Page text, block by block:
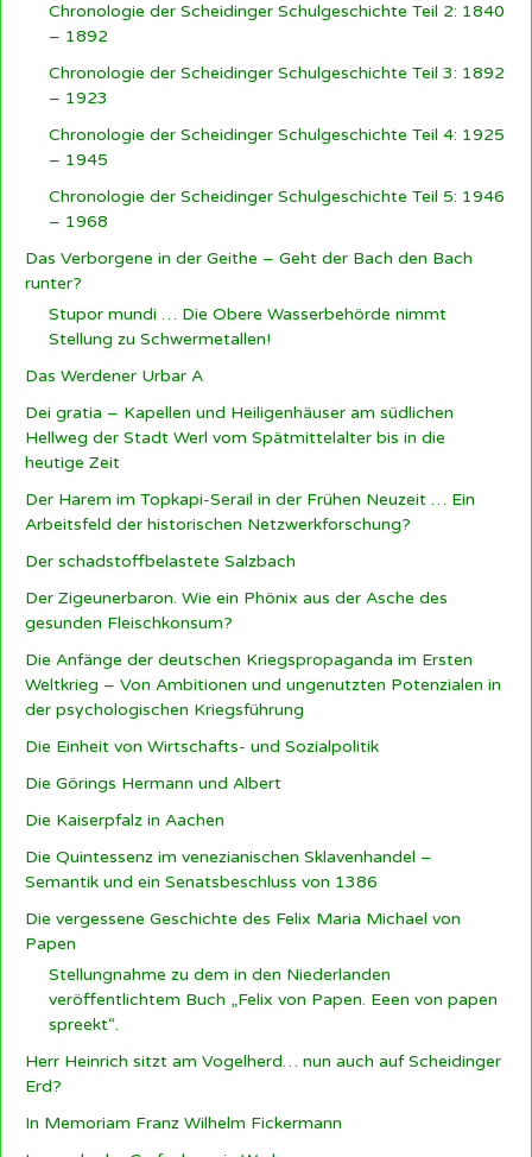
Chronologie der Scheidinger Schulgeschichte Teil 2: 1840
– 1892
Chronologie der Scheidinger Schulgeschichte Teil 3: 1892
– 1923
Chronologie der Scheidinger Schulgeschichte Teil 4: 1925
– 1945
Chronologie der Scheidinger Schulgeschichte Teil 5: 1946
– 1968
Das Verborgene in der Geithe – Geht der Bach den Bach
runter?
Stupor mundi … Die Obere Wasserbehörde nimmt
Stellung zu Schwermetallen!
Das Werdener Urbar A
Dei gratia – Kapellen und Heiligenhäuser am südlichen
Hellweg der Stadt Werl vom Spätmittelalter bis in die
heutige Zeit
Der Harem im Topkapi-Serail in der Frühen Neuzeit … Ein
Arbeitsfeld der historischen Netzwerkforschung?
Der schadstoffbelastete Salzbach
Der Zigeunerbaron. Wie ein Phönix aus der Asche des
gesunden Fleischkonsum?
Die Anfänge der deutschen Kriegspropaganda im Ersten
Weltkrieg – Von Ambitionen und ungenutzten Potenzialen in
der psychologischen Kriegsführung
Die Einheit von Wirtschafts- und Sozialpolitik
Die Görings Hermann und Albert
Die Kaiserpfalz in Aachen
Die Quintessenz im venezianischen Sklavenhandel –
Semantik und ein Senatsbeschluss von 1386
Die vergessene Geschichte des Felix Maria Michael von
Papen
Stellungnahme zu dem in den Niederlanden
veröffentlichtem Buch „Felix von Papen. Eeen von papen
spreekt“.
Herr Heinrich sitzt am Vogelherd… nun auch auf Scheidinger
Erd?
In Memoriam Franz Wilhelm Fickermann